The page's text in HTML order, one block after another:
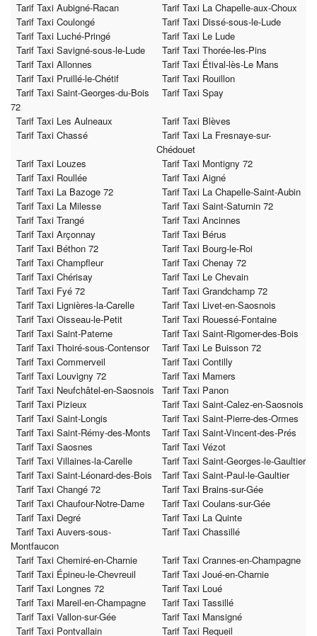
Tarif Taxi Aubigné-Racan
Tarif Taxi La Chapelle-aux-Choux
Tarif Taxi Coulongé
Tarif Taxi Dissé-sous-le-Lude
Tarif Taxi Luché-Pringé
Tarif Taxi Le Lude
Tarif Taxi Savigné-sous-le-Lude
Tarif Taxi Thorée-les-Pins
Tarif Taxi Allonnes
Tarif Taxi Étival-lès-Le Mans
Tarif Taxi Pruillé-le-Chétif
Tarif Taxi Rouillon
Tarif Taxi Saint-Georges-du-Bois
72
Tarif Taxi Spay
Tarif Taxi Les Aulneaux
Tarif Taxi Blèves
Tarif Taxi Chassé
Tarif Taxi La Fresnaye-sur-
Chédouet
Tarif Taxi Louzes
Tarif Taxi Montigny 72
Tarif Taxi Roullée
Tarif Taxi Aigné
Tarif Taxi La Bazoge 72
Tarif Taxi La Chapelle-Saint-Aubin
Tarif Taxi La Milesse
Tarif Taxi Saint-Saturnin 72
Tarif Taxi Trangé
Tarif Taxi Ancinnes
Tarif Taxi Arçonnay
Tarif Taxi Bérus
Tarif Taxi Béthon 72
Tarif Taxi Bourg-le-Roi
Tarif Taxi Champfleur
Tarif Taxi Chenay 72
Tarif Taxi Chérisay
Tarif Taxi Le Chevain
Tarif Taxi Fyé 72
Tarif Taxi Grandchamp 72
Tarif Taxi Lignières-la-Carelle
Tarif Taxi Livet-en-Saosnois
Tarif Taxi Oisseau-le-Petit
Tarif Taxi Rouessé-Fontaine
Tarif Taxi Saint-Paterne
Tarif Taxi Saint-Rigomer-des-Bois
Tarif Taxi Thoiré-sous-Contensor
Tarif Taxi Le Buisson 72
Tarif Taxi Commerveil
Tarif Taxi Contilly
Tarif Taxi Louvigny 72
Tarif Taxi Mamers
Tarif Taxi Neufchâtel-en-Saosnois
Tarif Taxi Panon
Tarif Taxi Pizieux
Tarif Taxi Saint-Calez-en-Saosnois
Tarif Taxi Saint-Longis
Tarif Taxi Saint-Pierre-des-Ormes
Tarif Taxi Saint-Rémy-des-Monts
Tarif Taxi Saint-Vincent-des-Prés
Tarif Taxi Saosnes
Tarif Taxi Vézot
Tarif Taxi Villaines-la-Carelle
Tarif Taxi Saint-Georges-le-Gaultier
Tarif Taxi Saint-Léonard-des-Bois
Tarif Taxi Saint-Paul-le-Gaultier
Tarif Taxi Changé 72
Tarif Taxi Brains-sur-Gée
Tarif Taxi Chaufour-Notre-Dame
Tarif Taxi Coulans-sur-Gée
Tarif Taxi Degré
Tarif Taxi La Quinte
Tarif Taxi Auvers-sous-
Montfaucon
Tarif Taxi Chassillé
Tarif Taxi Chemiré-en-Charnie
Tarif Taxi Crannes-en-Champagne
Tarif Taxi Épineu-le-Chevreuil
Tarif Taxi Joué-en-Charnie
Tarif Taxi Longnes 72
Tarif Taxi Loué
Tarif Taxi Mareil-en-Champagne
Tarif Taxi Tassillé
Tarif Taxi Vallon-sur-Gée
Tarif Taxi Mansigné
Tarif Taxi Pontvallain
Tarif Taxi Requeil